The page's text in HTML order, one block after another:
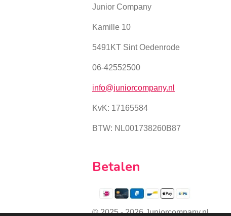
Junior Company
Kamille 10
5491KT Sint Oedenrode
06-42552500
info@juniorcompany.nl
KvK: 17165584
BTW: NL001738260B87
Betalen
© 2025 - 2026 Juniorcompany.nl